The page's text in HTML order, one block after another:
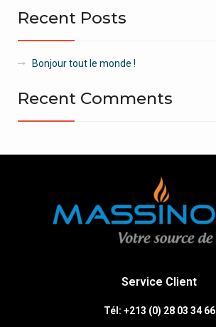
Recent Posts
Bonjour tout le monde !
Recent Comments
Service Client
Tél: +213 (0) 28 03 34 66